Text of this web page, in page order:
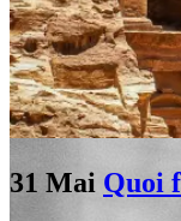
31 Mai Quoi